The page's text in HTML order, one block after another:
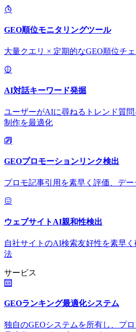
GEO順位モニタリングツール
大量クエリ × 定期的なGEO順位チ
AI対話キーワード発掘
ユーザーがAIに尋ねるトレンド質
制作を最適化
GEOプロモーションリンク検出
プロモ記事引用を素早く評価、デ
ウェブサイトAI親和性検出
自社サイトのAI検索友好性を素早
法
サービス
GEOランキング最適化システム
独自のGEOシステムを所有し、プ